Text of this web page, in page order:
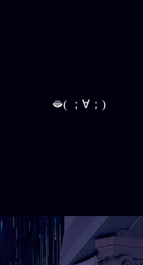
🫦( ；∀；)